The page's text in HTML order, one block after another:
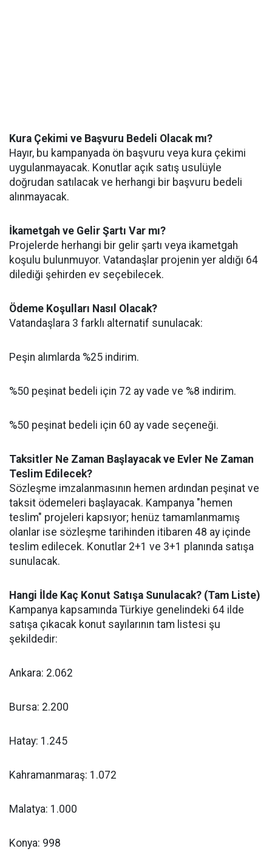
Kura Çekimi ve Başvuru Bedeli Olacak mı?
Hayır, bu kampanyada ön başvuru veya kura çekimi
uygulanmayacak. Konutlar açık satış usulüyle
doğrudan satılacak ve herhangi bir başvuru bedeli
alınmayacak.
İkametgah ve Gelir Şartı Var mı?
Projelerde herhangi bir gelir şartı veya ikametgah
koşulu bulunmuyor. Vatandaşlar projenin yer aldığı 64
dilediği şehirden ev seçebilecek.
Ödeme Koşulları Nasıl Olacak?
Vatandaşlara 3 farklı alternatif sunulacak:
Peşin alımlarda %25 indirim.
%50 peşinat bedeli için 72 ay vade ve %8 indirim.
%50 peşinat bedeli için 60 ay vade seçeneği.
Taksitler Ne Zaman Başlayacak ve Evler Ne Zaman
Teslim Edilecek?
Sözleşme imzalanmasının hemen ardından peşinat ve
taksit ödemeleri başlayacak. Kampanya "hemen
teslim" projeleri kapsıyor; henüz tamamlanmamış
olanlar ise sözleşme tarihinden itibaren 48 ay içinde
teslim edilecek. Konutlar 2+1 ve 3+1 planında satışa
sunulacak.
Hangi İlde Kaç Konut Satışa Sunulacak? (Tam Liste)
Kampanya kapsamında Türkiye genelindeki 64 ilde
satışa çıkacak konut sayılarının tam listesi şu
şekildedir:
Ankara: 2.062
Bursa: 2.200
Hatay: 1.245
Kahramanmaraş: 1.072
Malatya: 1.000
Konya: 998